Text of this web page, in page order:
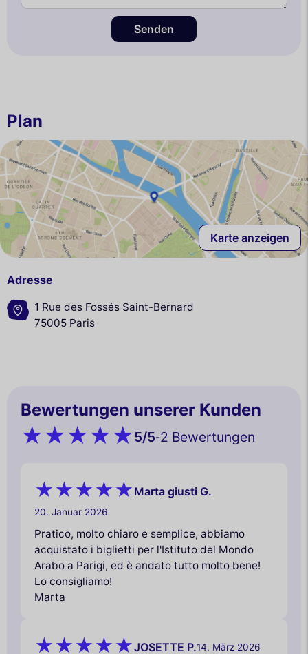
Senden
Plan
Karte anzeigen
Adresse
1 Rue des Fossés Saint-Bernard
75005 Paris
Bewertungen unserer Kunden
5/5-2 Bewertungen
Marta giusti G.
20. Januar 2026
Pratico, molto chiaro e semplice, abbiamo
acquistato i biglietti per l'Istituto del Mondo
Arabo a Parigi, ed è andato tutto molto bene!
Lo consigliamo!
Marta
JOSETTE P.14. März 2026